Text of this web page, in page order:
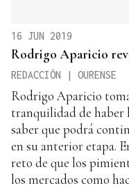
16 JUN 2019
Rodrigo Aparicio
REDACCIÓN | OURENSE
Rodrigo Aparicio
tranquilidad de haber
saber que podrá
en su anterior etapa.
reto de que los
los mercados como